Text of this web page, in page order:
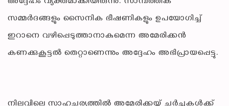
സമ്മർദങ്ങളും സൈനിക ഭീഷണികളും ഉപയോഗിച്ച്
ഇറാനെ വഴിപ്പെടുത്താനാകുമെന്ന അമേരിക്കൻ
കണക്കുകൂട്ടൽ തെറ്റാണെന്നും അദ്ദേഹം അഭിപ്രായപ്പെട്ടു.